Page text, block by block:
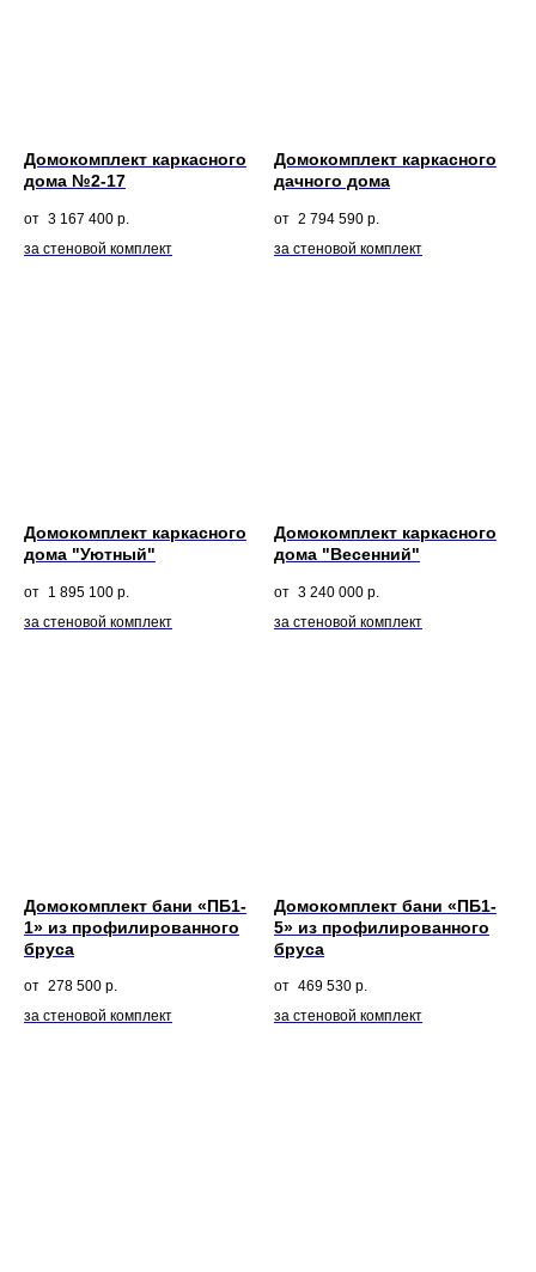
Домокомплект каркасного
дома №2-17
3 167 400 р.
за стеновой комплект
Домокомплект каркасного
дачного дома
2 794 590 р.
за стеновой комплект
Домокомплект каркасного
дома "Уютный"
1 895 100 р.
за стеновой комплект
Домокомплект каркасного
дома "Весенний"
3 240 000 р.
за стеновой комплект
Домокомплект бани «ПБ1-
1» из профилированного
бруса
278 500 р.
за стеновой комплект
Домокомплект бани «ПБ1-
5» из профилированного
бруса
469 530 р.
за стеновой комплект